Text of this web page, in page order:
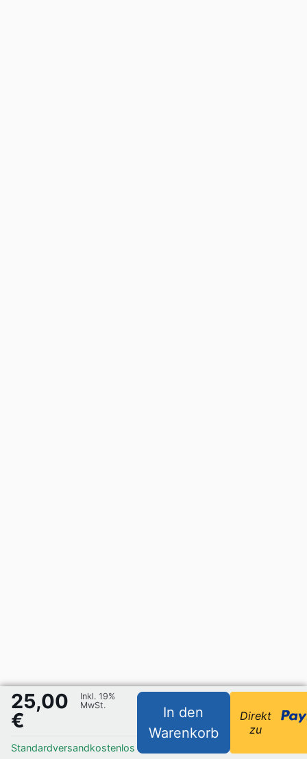
25,00
€
Inkl. 19%
MwSt.
Standardversandkostenlos
In den
Warenkorb
Direkt
zu